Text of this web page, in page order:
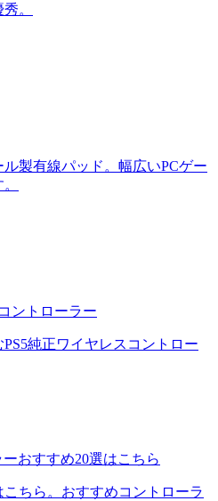
。
製有線パッド。幅広いPCゲー
ントローラー
純正ワイヤレスコントロー
ーおすすめ20選はこちら
ちら。おすすめコントローラ